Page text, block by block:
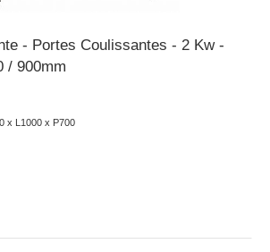
Portes Coulissantes - 2 Kw -
/ 900mm
x L1000 x P700